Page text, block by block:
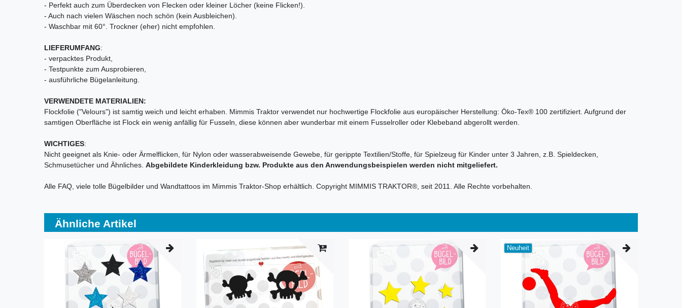
- Perfekt auch zum Überdecken von Flecken oder kleiner Löcher (keine Flicken!).
- Auch nach vielen Wäschen noch schön (kein Ausbleichen).
- Waschbar mit 60°. Trockner (eher) nicht empfohlen.
LIEFERUMFANG:
- verpacktes Produkt,
- Testpunkte zum Ausprobieren,
- ausführliche Bügelanleitung.
VERWENDETE MATERIALIEN:
Flockfolie ("Velours") ist samtig weich und leicht erhaben. Mimmis Traktor verwendet nur hochwertige Flockfolie aus europäischer Herstellung: Öko-Tex® 100 zertifiziert. Aufgrund der
samtigen Oberfläche ist Flock ein wenig anfällig für Fusseln, diese können aber wunderbar mit einem Fusselroller oder Klebeband abgerollt werden.
WICHTIGES:
Nicht geeignet als Knie- oder Ärmelflicken, für Nylon oder wasserabweisende Gewebe, für gerippte Textilien/Stoffe, für Spielzeug für Kinder unter 3 Jahren, z.B. Spieldecken,
Schmusetücher und Ähnliches. Abgebildete Kinderkleidung bzw. Produkte aus den Anwendungsbeispielen werden nicht mitgeliefert.
Alle FAQ, viele tolle Bügelbilder und Wandtattoos im Mimmis Traktor-Shop erhältlich. Copyright MIMMIS TRAKTOR®, seit 2011. Alle Rechte vorbehalten.
Ähnliche Artikel
Neuheit